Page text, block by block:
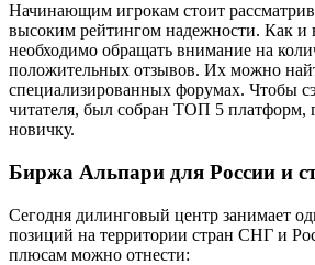
Начинающим игрокам стоит
высоким рейтингом надежности. Как и
необходимо обращать внимание на
положительных отзывов. Их можно
специализированных форумах. Чтобы
читателя, был собран ТОП 5 платформ,
новичку.
Биржа Альпари для России и
Сегодня дилинговый центр занимает
позиций на территории стран СНГ и
плюсам можно отнести: